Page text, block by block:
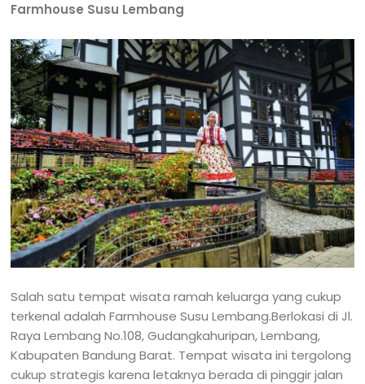
Farmhouse Susu Lembang
Salah satu tempat wisata ramah keluarga yang cukup
terkenal adalah Farmhouse Susu Lembang.Berlokasi di Jl.
Raya Lembang No.108, Gudangkahuripan, Lembang,
Kabupaten Bandung Barat. Tempat wisata ini tergolong
cukup strategis karena letaknya berada di pinggir jalan